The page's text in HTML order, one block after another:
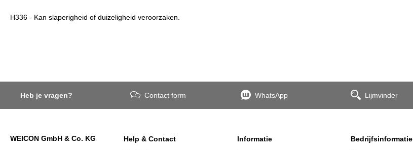
H336 - Kan slaperigheid of duizeligheid veroorzaken.
Heb je vragen? Contact form WhatsApp Lijmvinder
WEICON GmbH & Co. KG
Help & Contact
Informatie
Bedrijfsinformatie